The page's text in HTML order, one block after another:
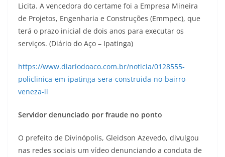
Licita. A vencedora do certame foi a Empresa Mineira
de Projetos, Engenharia e Construções (Emmpec), que
terá o prazo inicial de dois anos para executar os
serviços. (Diário do Aço – Ipatinga)
https://www.diariodoaco.com.br/noticia/0128555-
policlinica-em-ipatinga-sera-construida-no-bairro-
veneza-ii
Servidor denunciado por fraude no ponto
O prefeito de Divinópolis, Gleidson Azevedo, divulgou
nas redes sociais um vídeo denunciando a conduta de